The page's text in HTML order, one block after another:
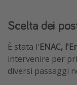
Scelta dei
È stata l'ENAC,
intervenire per
diversi passaggi